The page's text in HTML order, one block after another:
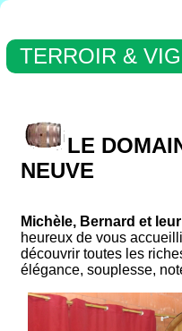
TERROIR &
LE
NEUVE
Michèle, Bernard et
heureux de vous
découvrir toutes les
élégance, souplesse,